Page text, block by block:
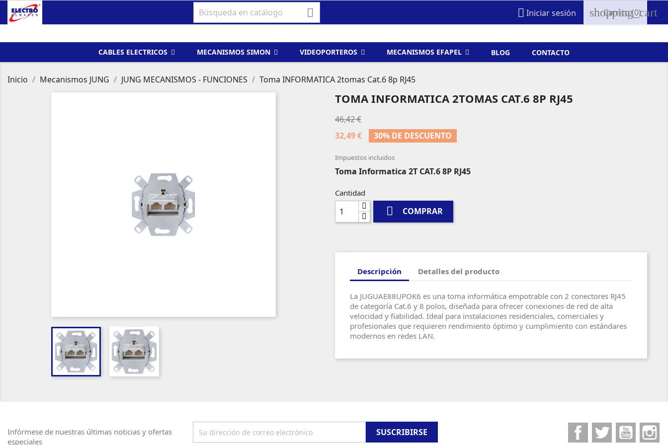
  Iniciar sesión shopping_cart
Carrito(0)
CABLES ELECTRICOS MECANISMOS SIMON VIDEOPORTEROS MECANISMOS EFAPEL BLOG CONTACTO
Inicio Mecanismos JUNG JUNG MECANISMOS - FUNCIONES Toma INFORMATICA 2tomas Cat.6 8p RJ45
TOMA INFORMATICA 2TOMAS CAT.6 8P RJ45
46,42 €
32,49 €
30% DE DESCUENTO
Impuestos incluidos
Toma Informatica 2T CAT.6 8P RJ45
Cantidad
 COMPRAR
Descripción Detalles del producto
La JUGUAE88UPOK6 es una toma informática empotrable con 2 conectores RJ45
de categoría Cat.6 y 8 polos, diseñada para ofrecer conexiones de red de alta
velocidad y fiabilidad. Ideal para instalaciones residenciales, comerciales y
profesionales que requieren rendimiento óptimo y cumplimiento con estándares
modernos en redes LAN.
Infórmese de nuestras últimas noticias y ofertas
especiales
FacebookTwitter YouTube